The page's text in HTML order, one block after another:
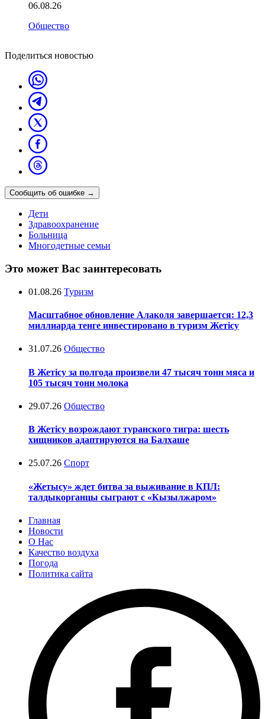
06.08.26
Общество
Поделиться новостью
Сообщить об ошибке →
Дети
Здравоохранение
Больница
Многодетные семьи
Это может Вас заинтересовать
01.08.26 Туризм
Масштабное обновление Алаколя завершается: 12,3
миллиарда тенге инвестировано в туризм Жетісу
31.07.26 Общество
В Жетісу за полгода произвели 47 тысяч тонн мяса и
105 тысяч тонн молока
29.07.26 Общество
В Жетісу возрождают туранского тигра: шесть
хищников адаптируются на Балхаше
25.07.26 Спорт
«Жетысу» ждет битва за выживание в КПЛ:
талдыкорганцы сыграют с «Кызылжаром»
Главная
Новости
О Нас
Качество воздуха
Погода
Политика сайта